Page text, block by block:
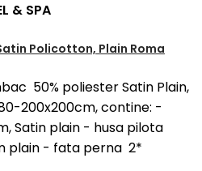
& SPA
Policotton, Plain Roma
50% poliester Satin Plain,
200x200cm, contine: -
Satin plain - husa pilota
plain - fata perna 2*